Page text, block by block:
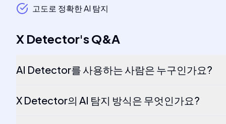
고도로 정확한 AI 탐지
X Detector'sQ&A
AI Detector를 사용하는 사람은 누구인가요?
X Detector의 AI 탐지 방식은 무엇인가요?